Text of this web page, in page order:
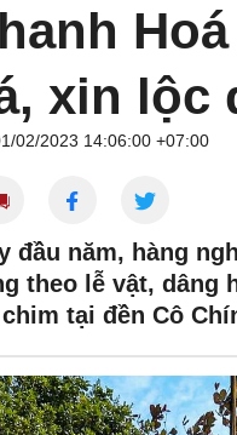
xin lộc
02/2023 14:06:00 +07:00
đầu năm, hàng
theo lễ vật, dâng
tại đền Cô